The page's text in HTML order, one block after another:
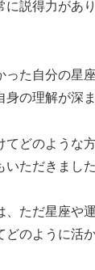
に説得力があ
った自分の星
の理解が深
てどのような
ただきました
、ただ星座や
どのように活